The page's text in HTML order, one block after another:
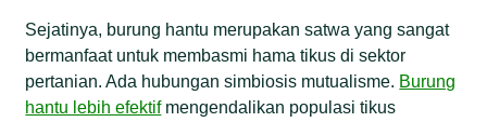
Sejatinya, burung hantu merupakan satwa yang sangat
bermanfaat untuk membasmi hama tikus di sektor
pertanian. Ada hubungan simbiosis mutualisme. Burung
hantu lebih efektif mengendalikan populasi tikus